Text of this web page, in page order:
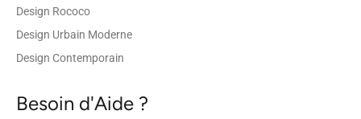
Design Rococo
Design Urbain Moderne
Design Contemporain
Besoin d'Aide ?